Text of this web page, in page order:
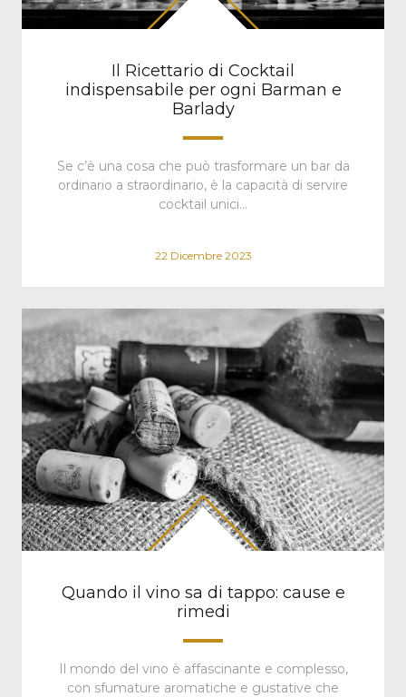
Il Ricettario di Cocktail
indispensabile per ogni Barman e
Barlady
Se c’è una cosa che può trasformare un bar da
ordinario a straordinario, è la capacità di servire
cocktail unici…
22 Dicembre 2023
Quando il vino sa di tappo: cause e
rimedi
Il mondo del vino è affascinante e complesso,
con sfumature aromatiche e gustative che